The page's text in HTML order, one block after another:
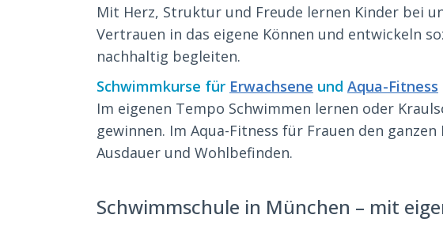
Mit Herz, Struktur und Freude lernen Kinder bei
Vertrauen in das eigene Können und entwickeln
nachhaltig begleiten.
Schwimmkurse für Erwachsene und Aqua-Fitness
Im eigenen Tempo Schwimmen lernen oder
gewinnen. Im Aqua-Fitness für Frauen den
Ausdauer und Wohlbefinden.
Schwimmschule in München – mit